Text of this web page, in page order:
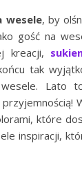
wesele, by
gość na
kreacji,
tak
Lato
które
inspiracji,